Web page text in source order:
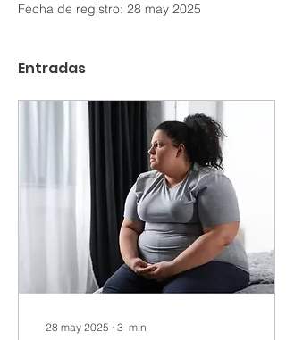
Fecha de registro: 28 may 2025
Entradas
28 may 2025 ∙ 3 min